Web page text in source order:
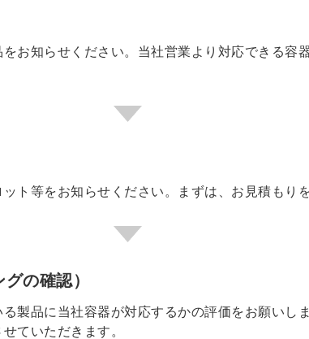
お知らせください。当社営業より対応できる容
ト等をお知らせください。まずは、お見積もり
の確認）
製品に当社容器が対応するかの評価をお願いしま
ていただきます。